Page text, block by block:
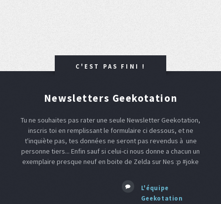
C'EST PAS FINI !
Newsletters Geekotation
Tu ne souhaites pas rater une seule Newsletter Geekotation,
inscris toi en remplissant le formulaire ci dessous, et ne
t'inquiète pas, tes données ne seront pas revendus à une
personne tiers... Enfin sauf si celui-ci nous donne a chacun un
exemplaire presque neuf en boite de Zelda sur Nes :p #joke
L'équipe
Geekotation